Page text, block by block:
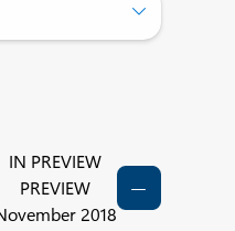
IN PREVIEW
PREVIEW
2018